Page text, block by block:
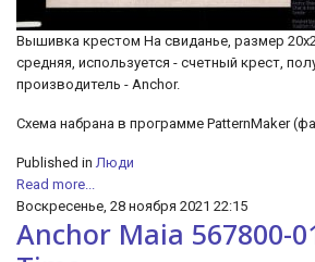
Вышивка крестом На свиданье, размер
средняя, используется - счетный крест,
производитель - Anchor.
Схема набрана в программе PatternMaker
Published in Люди
Read more...
Воскресенье, 28 ноября 2021 22:15
Anchor Maia 567800-